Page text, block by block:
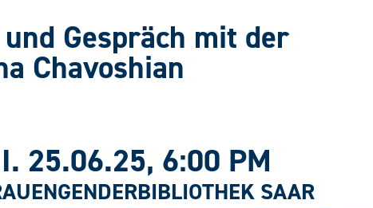
Gespräch mit der
Chavoshian
25.06.25, 6:00 PM
SAAR